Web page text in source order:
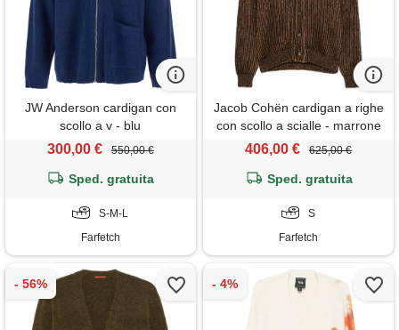
JW Anderson cardigan con
scollo a v - blu
300,00 € 550,00 €
Sped. gratuita
S-M-L
Farfetch
Jacob Cohën cardigan a righe
con scollo a scialle - marrone
406,00 € 625,00 €
Sped. gratuita
S
Farfetch